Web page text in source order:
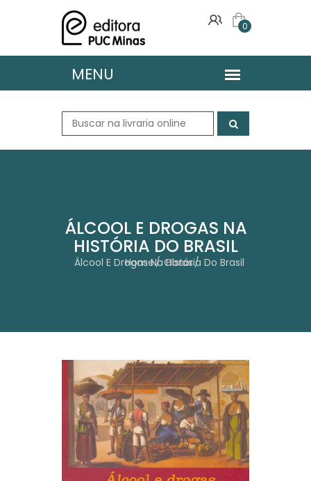
0
ÁLCOOL E DROGAS NA
HISTÓRIA DO BRASIL
Home Obras
Álcool E Drogas Na História Do Brasil